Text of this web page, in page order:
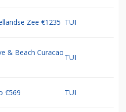
Zee €1235 TUI
& Beach Curacao
TUI
€569 TUI